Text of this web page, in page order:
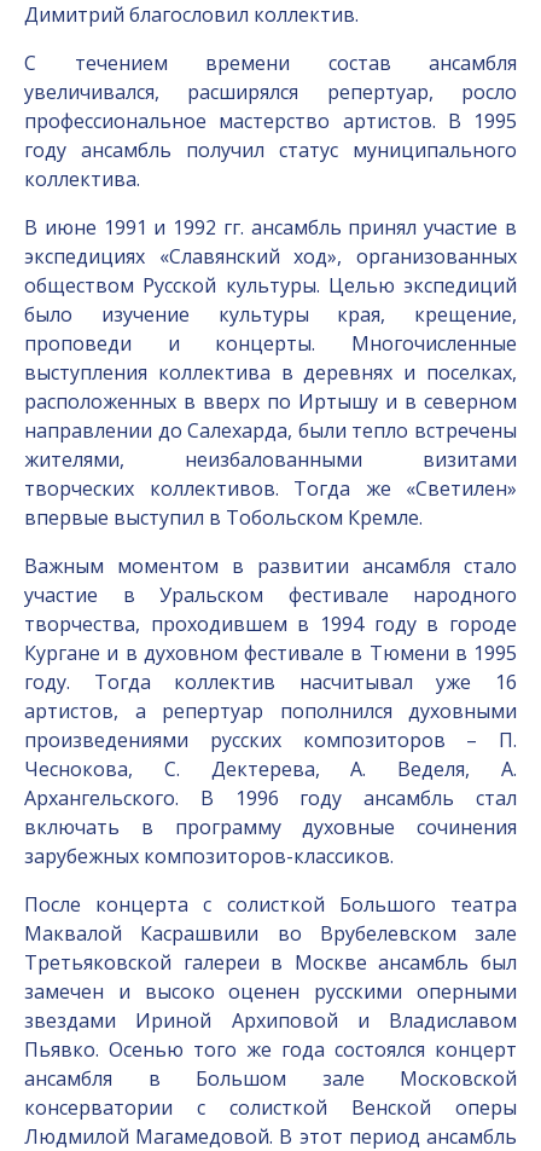
Димитрий благословил коллектив.
С течением времени состав ансамбля
увеличивался, расширялся репертуар, росло
профессиональное мастерство артистов. В 1995
году ансамбль получил статус муниципального
коллектива.
В июне 1991 и 1992 гг. ансамбль принял участие в
экспедициях «Славянский ход», организованных
обществом Русской культуры. Целью экспедиций
было изучение культуры края, крещение,
проповеди и концерты. Многочисленные
выступления коллектива в деревнях и поселках,
расположенных в вверх по Иртышу и в северном
направлении до Салехарда, были тепло встречены
жителями, неизбалованными визитами
творческих коллективов. Тогда же «Светилен»
впервые выступил в Тобольском Кремле.
Важным моментом в развитии ансамбля стало
участие в Уральском фестивале народного
творчества, проходившем в 1994 году в городе
Кургане и в духовном фестивале в Тюмени в 1995
году. Тогда коллектив насчитывал уже 16
артистов, а репертуар пополнился духовными
произведениями русских композиторов – П.
Чеснокова, С. Дектерева, А. Веделя, А.
Архангельского. В 1996 году ансамбль стал
включать в программу духовные сочинения
зарубежных композиторов-классиков.
После концерта с солисткой Большого театра
Маквалой Касрашвили во Врубелевском зале
Третьяковской галереи в Москве ансамбль был
замечен и высоко оценен русскими оперными
звездами Ириной Архиповой и Владиславом
Пьявко. Осенью того же года состоялся концерт
ансамбля в Большом зале Московской
консерватории с солисткой Венской оперы
Людмилой Магамедовой. В этот период ансамбль